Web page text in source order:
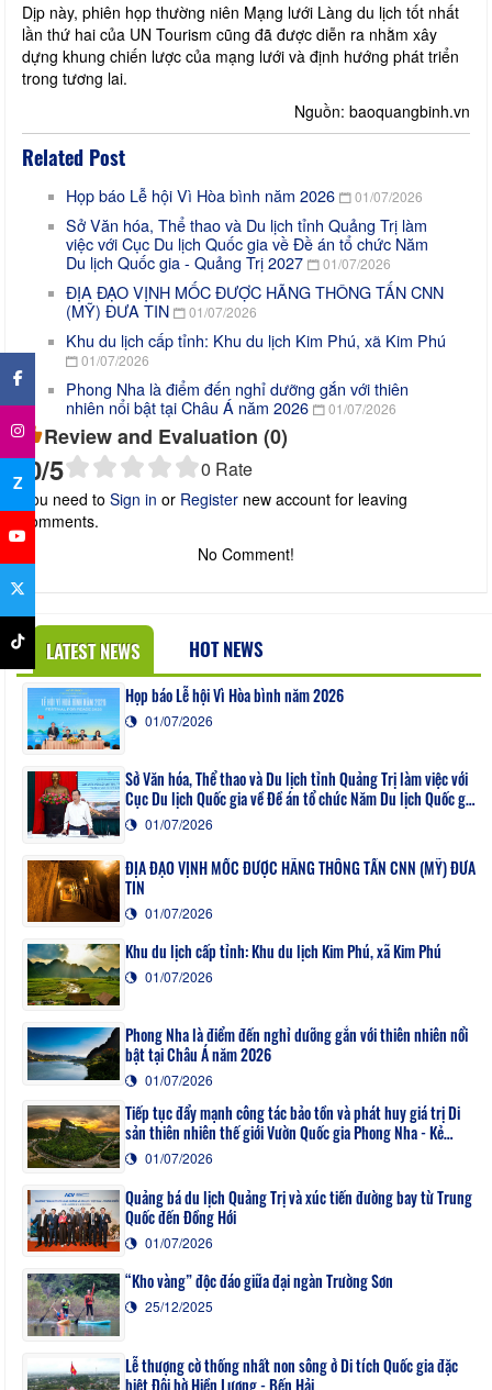
Dịp này, phiên họp thường niên Mạng lưới Làng du lịch tốt nhất
lần thứ hai của UN Tourism cũng đã được diễn ra nhằm xây
dựng khung chiến lược của mạng lưới và định hướng phát triển
trong tương lai.
Nguồn: baoquangbinh.vn
Related Post
Họp báo Lễ hội Vì Hòa bình năm 2026 01/07/2026
Sở Văn hóa, Thể thao và Du lịch tỉnh Quảng Trị làm
việc với Cục Du lịch Quốc gia về Đề án tổ chức Năm
Du lịch Quốc gia - Quảng Trị 2027
01/07/2026
ĐỊA ĐẠO VỊNH MỐC ĐƯỢC HÃNG THÔNG TẤN CNN
(MỸ) ĐƯA TIN
01/07/2026
Khu du lịch cấp tỉnh: Khu du lịch Kim Phú, xã Kim Phú
01/07/2026
Phong Nha là điểm đến nghỉ dưỡng gắn với thiên
nhiên nổi bật tại Châu Á năm 2026
01/07/2026
Review and Evaluation (0)
0/5 0 Rate
You need to Sign in or Register new account for leaving
comments.
No Comment!
LATEST NEWS HOT NEWS
Họp báo Lễ hội Vì Hòa bình năm 2026
01/07/2026
Sở Văn hóa, Thể thao và Du lịch tỉnh Quảng Trị làm việc với
Cục Du lịch Quốc gia về Đề án tổ chức Năm Du lịch Quốc gia
- Quảng Trị 2027
01/07/2026
ĐỊA ĐẠO VỊNH MỐC ĐƯỢC HÃNG THÔNG TẤN CNN (MỸ) ĐƯA
TIN
01/07/2026
Khu du lịch cấp tỉnh: Khu du lịch Kim Phú, xã Kim Phú
01/07/2026
Phong Nha là điểm đến nghỉ dưỡng gắn với thiên nhiên nổi
bật tại Châu Á năm 2026
01/07/2026
Tiếp tục đẩy mạnh công tác bảo tồn và phát huy giá trị Di
sản thiên nhiên thế giới Vườn Quốc gia Phong Nha - Kẻ
Bàng01/07/2026
Quảng bá du lịch Quảng Trị và xúc tiến đường bay từ Trung
Quốc đến Đồng Hới
01/07/2026
“Kho vàng” độc đáo giữa đại ngàn Trường Sơn
25/12/2025
Lễ thượng cờ thống nhất non sông ở Di tích Quốc gia đặc
biệt Đôi bờ Hiền Lương - Bến Hải
×
Z